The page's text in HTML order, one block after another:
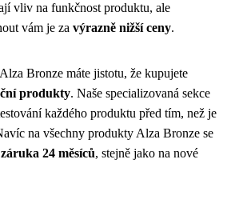
vliv na funkčnost produktu, ale
vám je za výrazně nižší ceny.
Bronze máte jistotu, že kupujete
produkty. Naše specializovaná sekce
každého produktu před tím, než je
na všechny produkty Alza Bronze se
24 měsíců, stejně jako na nové